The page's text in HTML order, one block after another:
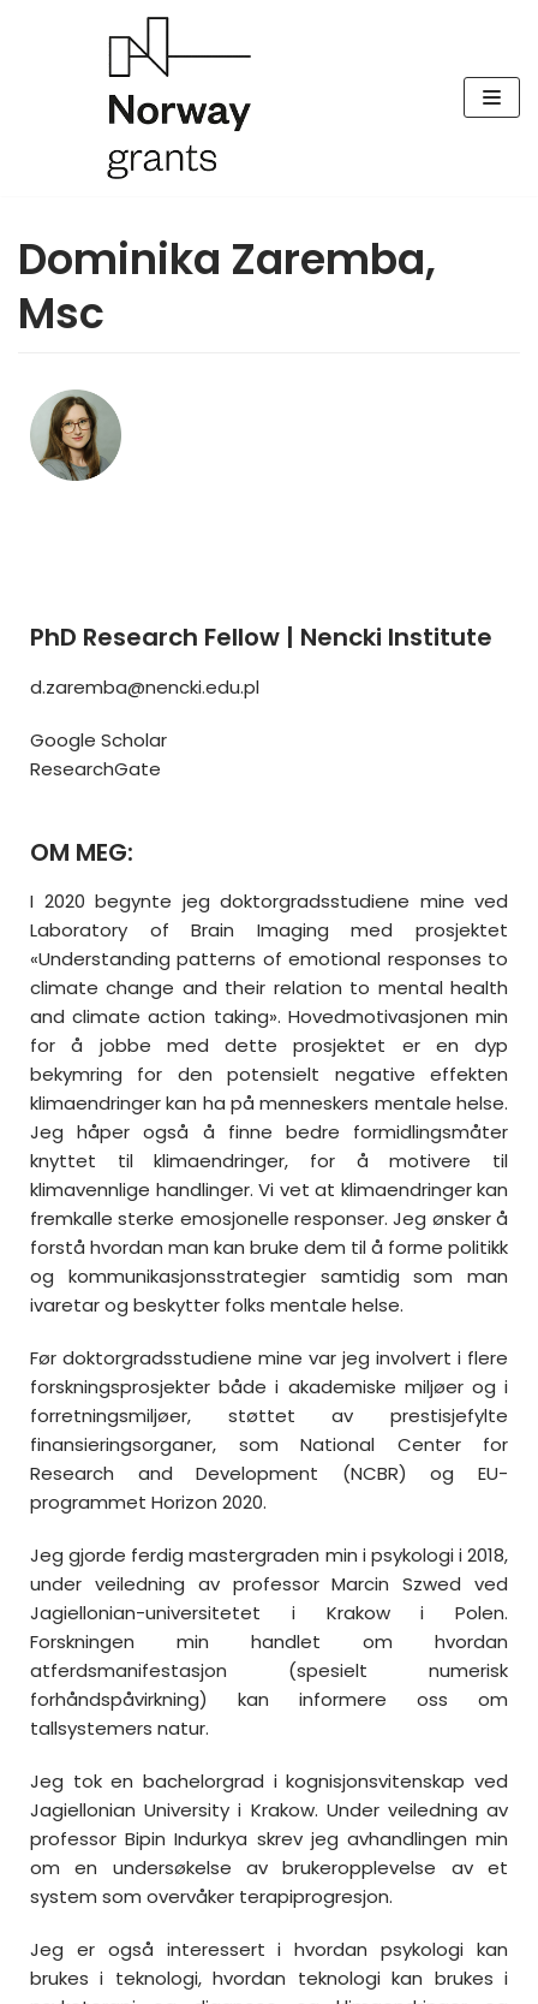
Dominika Zaremba,
Msc
PhD Research Fellow | Nencki Institute
d.zaremba@nencki.edu.pl
Google Scholar
ResearchGate
OM MEG:
I 2020 begynte jeg doktorgradsstudiene mine ved
Laboratory of Brain Imaging med prosjektet
«Understanding patterns of emotional responses to
climate change and their relation to mental health
and climate action taking». Hovedmotivasjonen min
for å jobbe med dette prosjektet er en dyp
bekymring for den potensielt negative effekten
klimaendringer kan ha på menneskers mentale helse.
Jeg håper også å finne bedre formidlingsmåter
knyttet til klimaendringer, for å motivere til
klimavennlige handlinger. Vi vet at klimaendringer kan
fremkalle sterke emosjonelle responser. Jeg ønsker å
forstå hvordan man kan bruke dem til å forme politikk
og kommunikasjonsstrategier samtidig som man
ivaretar og beskytter folks mentale helse.
Før doktorgradsstudiene mine var jeg involvert i flere
forskningsprosjekter både i akademiske miljøer og i
forretningsmiljøer, støttet av prestisjefylte
finansieringsorganer, som National Center for
Research and Development (NCBR) og EU-
programmet Horizon 2020.
Jeg gjorde ferdig mastergraden min i psykologi i 2018,
under veiledning av professor Marcin Szwed ved
Jagiellonian-universitetet i Krakow i Polen.
Forskningen min handlet om hvordan
atferdsmanifestasjon (spesielt numerisk
forhåndspåvirkning) kan informere oss om
tallsystemers natur.
Jeg tok en bachelorgrad i kognisjonsvitenskap ved
Jagiellonian University i Krakow. Under veiledning av
professor Bipin Indurkya skrev jeg avhandlingen min
om en undersøkelse av brukeropplevelse av et
system som overvåker terapiprogresjon.
Jeg er også interessert i hvordan psykologi kan
brukes i teknologi, hvordan teknologi kan brukes i